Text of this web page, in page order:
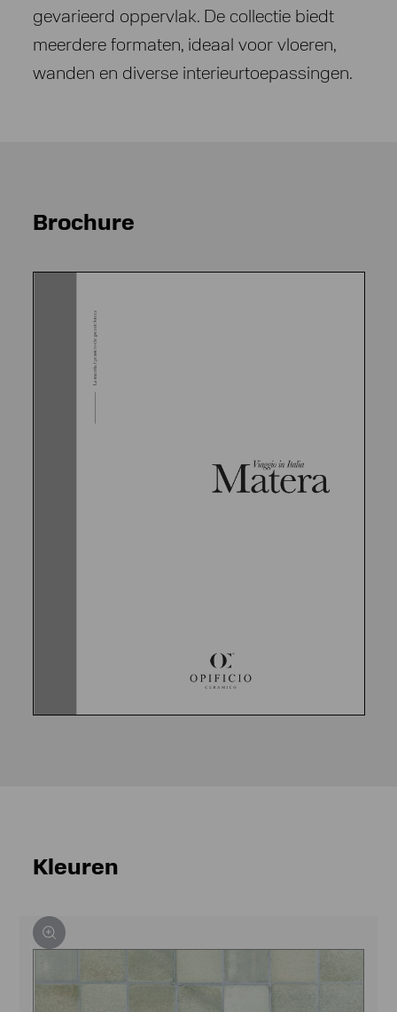
gevarieerd oppervlak. De collectie biedt
meerdere formaten, ideaal voor vloeren,
wanden en diverse interieurtoepassingen.
Brochure
Kleuren